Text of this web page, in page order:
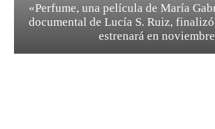
«Perfume, una película de María
documental de Lucía S. Ruiz,
estrenará en noviembre